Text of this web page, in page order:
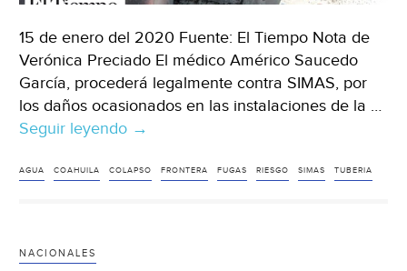
15 de enero del 2020 Fuente: El Tiempo Nota de
Verónica Preciado El médico Américo Saucedo
García, procederá legalmente contra SIMAS, por
los daños ocasionados en las instalaciones de la …
Seguir leyendo Coahuila:
en
→
AGUA COAHUILA COLAPSO FRONTERA FUGAS RIESGO SIMAS TUBERIA
NACIONALES